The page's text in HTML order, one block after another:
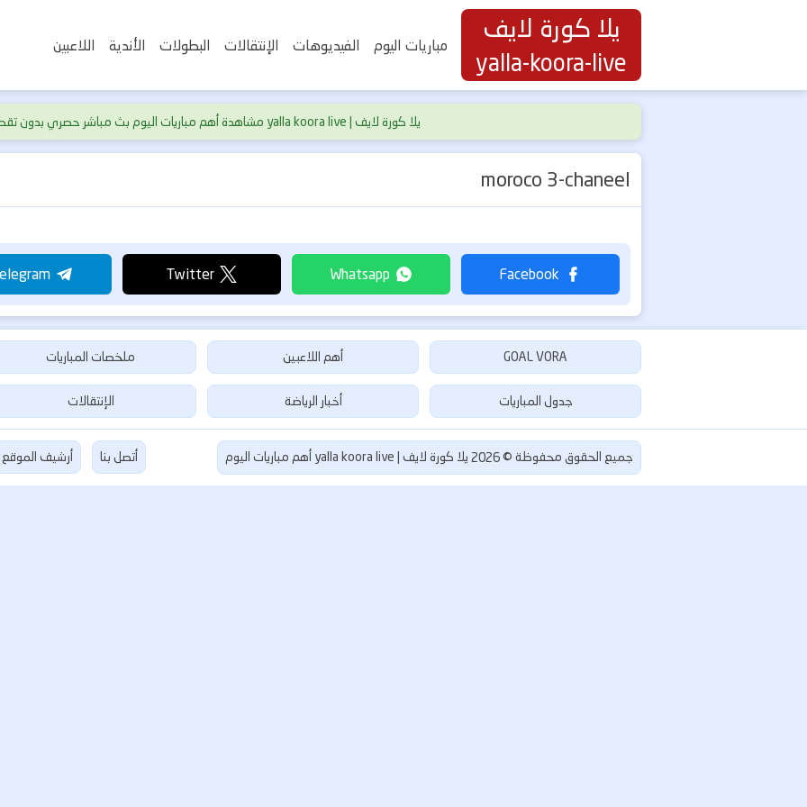
يلا كورة لايف
yalla-koora-live مباريات اليوم الفيديوهات الإنتقالات البطولات الأندية اللاعبين
يلا كورة لايف | yalla koora live مشاهدة أهم مباريات اليوم بث مباشر حصري بدون تقطيع
moroco 3-chaneel
GOAL VORA
جدول المباريات
أهم اللاعبين
أخبار الرياضة
ملخصات المباريات
الإنتقالات
جميع الحقوق محفوظة ©2026يلا كورة لايف | yalla koora live أهم مباريات اليوم أرشيف الموقع أتصل بنا